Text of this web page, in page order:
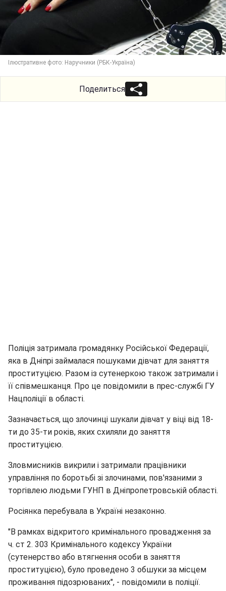
Ілюстративне фото: Наручники (РБК-Україна)
Поделиться
Поліція затримала громадянку Російської Федерації,
яка в Дніпрі займалася пошуками дівчат для заняття
проституцією. Разом із сутенеркою також затримали і
її співмешканця. Про це повідомили в прес-службі ГУ
Нацполіції в області.
Зазначається, що злочинці шукали дівчат у віці від 18-
ти до 35-ти років, яких схиляли до заняття
проституцією.
Зловмисників викрили і затримали працівники
управління по боротьбі зі злочинами, пов'язаними з
торгівлею людьми ГУНП в Дніпропетровській області.
Росіянка перебувала в Україні незаконно.
"В рамках відкритого кримінального провадження за
ч. ст 2. 303 Кримінального кодексу України
(сутенерство або втягнення особи в заняття
проституцією), було проведено 3 обшуки за місцем
проживання підозрюваних", - повідомили в поліції.